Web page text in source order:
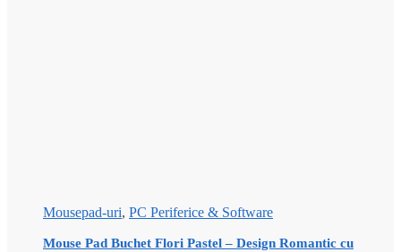
Mousepad-uri, PC Periferice & Software
Mouse Pad Buchet Flori Pastel – Design Romantic cu